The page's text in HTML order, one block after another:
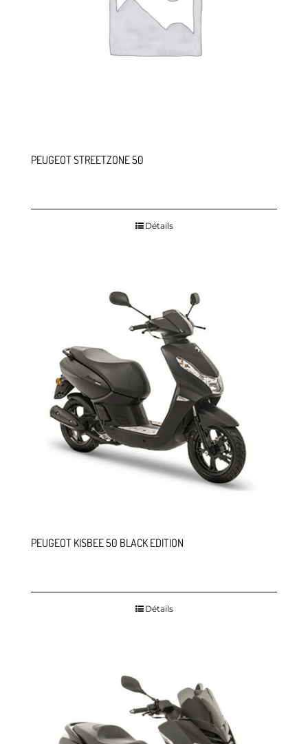
PEUGEOT STREETZONE 50
Détails
PEUGEOT KISBEE 50 BLACK EDITION
Détails